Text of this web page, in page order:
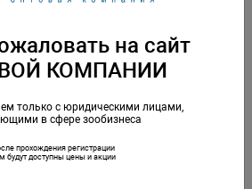
товары
на сайт
КОМПАНИИ
только с юридическими лицами,
в сфере зообизнеса
прохождения регистрации
будут доступны цены и акции